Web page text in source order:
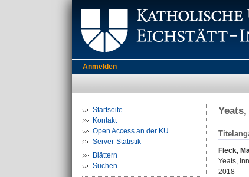
Anmelden
Startseite
Kontakt
Open Access an der KU
Server-Statistik
Blättern
Suchen
Fleck,
Yeats,
2018